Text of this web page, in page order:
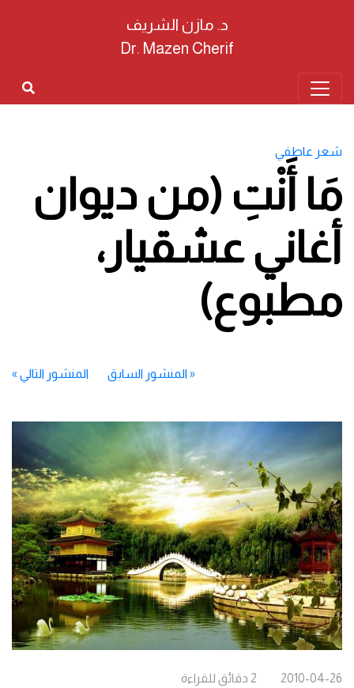
د. مازن الشريف
Dr. Mazen Cherif
شعر عاطفي
مَا أَنْتِ (من ديوان
أغاني عشقيار،
مطبوع)
«المنشور السابق المنشور التالي »
2010-04-26
2 دقائق للقراءة